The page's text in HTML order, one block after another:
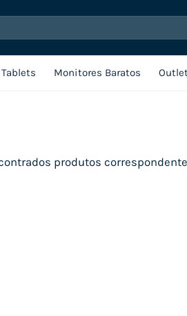
Tablets Monitores Baratos
produtos